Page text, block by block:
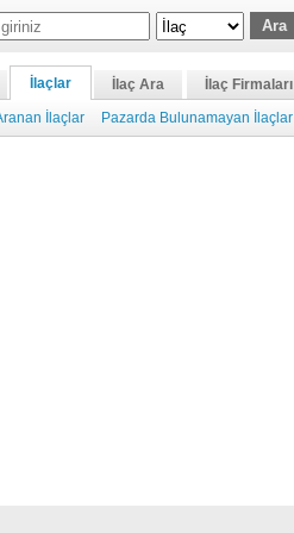
İlaçlar İlaç Ara
İlaç Firmaları
İlaçlar Pazarda Bulunamayan İlaçlar